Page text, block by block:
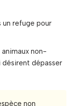
un refuge pour
non-
désirent dépasser
non